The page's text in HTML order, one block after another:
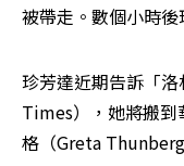
被帶走。數個小時後
珍芳達近期告訴「
Times），她將搬到
格（Greta